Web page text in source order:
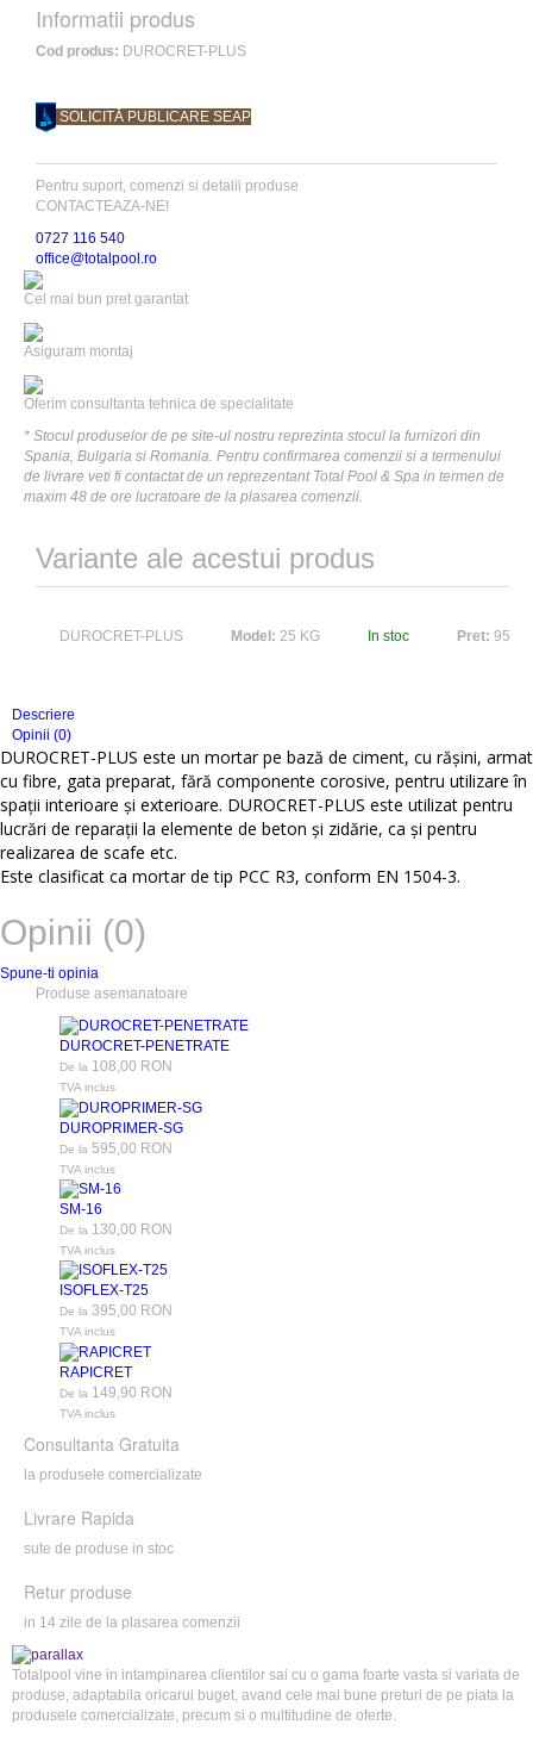
Informatii produs
Cod produs: DUROCRET-PLUS
SOLICITĂ PUBLICARE SEAP
Pentru suport, comenzi si detalii produse
CONTACTEAZA-NE!
0727 116 540
office@totalpool.ro
Cel mai bun pret garantat
Asiguram montaj
Oferim consultanta tehnica de specialitate
* Stocul produselor de pe site-ul nostru reprezinta stocul la furnizori din
Spania, Bulgaria si Romania. Pentru confirmarea comenzii si a termenului
de livrare veti fi contactat de un reprezentant Total Pool & Spa in termen de
maxim 48 de ore lucratoare de la plasarea comenzii.
Variante ale acestui produs
DUROCRET-PLUS Model: 25 KG In stoc Pret:
Descriere
Opinii (0)
DUROCRET-PLUS este un mortar pe bază de ciment, cu răşini, armat
cu fibre, gata preparat, fără componente corosive, pentru utilizare în
spaţii interioare şi exterioare. DUROCRET-PLUS este utilizat pentru
lucrări de reparaţii la elemente de beton şi zidărie, ca şi pentru
realizarea de scafe etc.
Este clasificat ca mortar de tip PCC R3, conform EN 1504-3.
Opinii (0)
Spune-ti opinia
Produse asemanatoare
DUROCRET-PENETRATE
De la 108,00 RON
TVA inclus
DUROPRIMER-SG
De la 595,00 RON
TVA inclus
SM-16
De la 130,00 RON
TVA inclus
ISOFLEX-T25
De la 395,00 RON
TVA inclus
RAPICRET
De la 149,90 RON
TVA inclus
Consultanta Gratuita
la produsele comercializate
Livrare Rapida
sute de produse in stoc
Retur produse
in 14 zile de la plasarea comenzii
Totalpool vine in intampinarea clientilor sai cu o gama foarte vasta si variata de
produse, adaptabila oricarui buget, avand cele mai bune preturi de pe piata la
produsele comercializate, precum si o multitudine de oferte.